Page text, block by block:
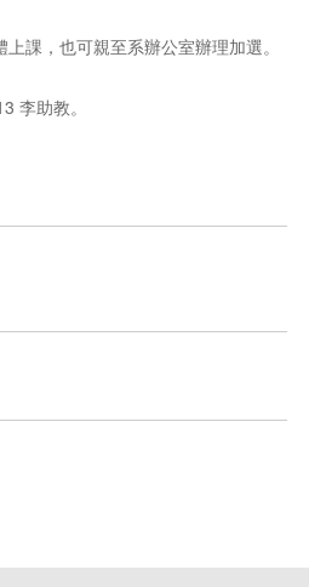
課，也可親至系辦公室辦理加選。
李助教。